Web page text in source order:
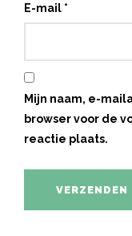
E-mail *
Mijn naam, e-
browser voor de
reactie plaats.